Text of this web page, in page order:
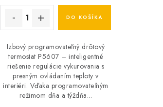
DO KOŠÍKA
Izbový programovateľný drôtový
termostat P5607 – inteligentné
riešenie regulácie vykurovania s
presným ovládaním teploty v
interiéri. Vďaka programovateľným
režimom dňa a týždňa...